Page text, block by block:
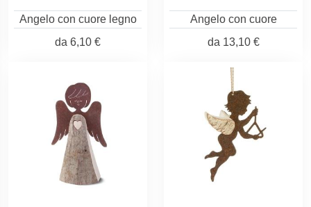
Angelo con cuore legno
da 6,10 €
Angelo con cuore
da 13,10 €